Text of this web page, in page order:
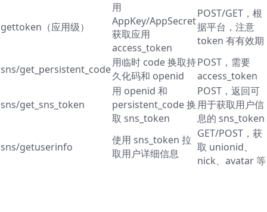
gettoken（应用级）
用
AppKey/AppSecret
获取应用
access_token
POST/GET，根
据平台，注意
token 有有效期
sns/get_persistent_code
用临时 code 换取持
久化码和 openid
POST，需要
access_token
sns/get_sns_token
用 openid 和
persistent_code 换
取 sns_token
POST，返回可
用于获取用户信
息的 sns_token
sns/getuserinfo
使用 sns_token 拉
取用户详细信息
GET/POST，获
取 unionid、
nick、avatar 等